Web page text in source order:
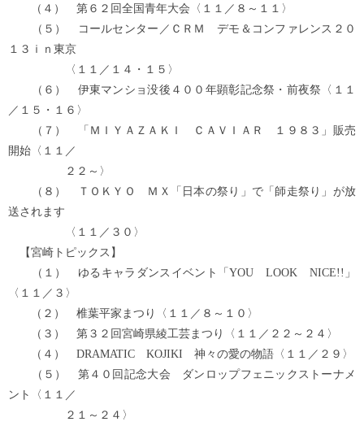
（４） 第６２回全国青年大会〈１１／８～１１〉
（５） コールセンター／ＣＲＭ デモ＆コンファレンス２０
１３ｉｎ東京
〈１１／１４・１５〉
（６） 伊東マンショ没後４００年顕彰記念祭・前夜祭〈１１
／１５・１６〉
（７） 「ＭＩＹＡＺＡＫＩ ＣＡＶＩＡＲ １９８３」販売
開始〈１１／
２２～〉
（８） ＴＯＫＹＯ ＭＸ「日本の祭り」で「師走祭り」が放
送されます
〈１１／３０〉
【宮崎トピックス】
（１） ゆるキャラダンスイベント「YOU LOOK NICE!!」
〈１１／３〉
（２） 椎葉平家まつり〈１１／８～１０〉
（３） 第３２回宮崎県綾工芸まつり〈１１／２２～２４〉
（４） DRAMATIC KOJIKI 神々の愛の物語〈１１／２９〉
（５） 第４０回記念大会 ダンロップフェニックストーナメ
ント〈１１／
２１～２４〉